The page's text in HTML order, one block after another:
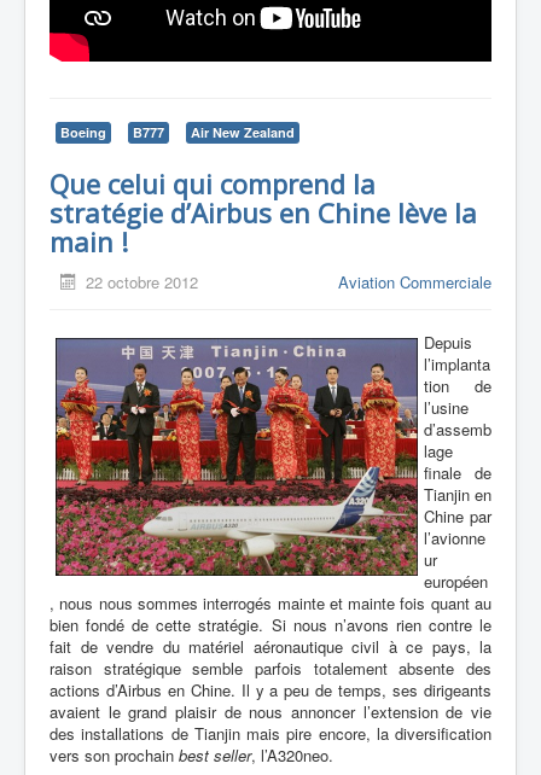
Boeing B777 Air New Zealand
Que celui qui comprend la
stratégie d’Airbus en Chine lève la
main !
22 octobre 2012 Aviation Commerciale
Depuis
l’implanta
tion de
l’usine
d’assemb
lage
finale de
Tianjin en
Chine par
l’avionne
ur
européen
, nous nous sommes interrogés mainte et mainte fois quant au
bien fondé de cette stratégie. Si nous n’avons rien contre le
fait de vendre du matériel aéronautique civil à ce pays, la
raison stratégique semble parfois totalement absente des
actions d’Airbus en Chine. Il y a peu de temps, ses dirigeants
avaient le grand plaisir de nous annoncer l’extension de vie
des installations de Tianjin mais pire encore, la diversification
vers son prochain best seller, l’A320neo.